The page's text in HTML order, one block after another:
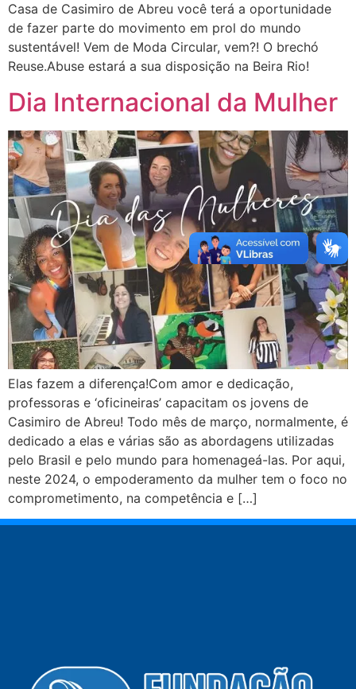
Casa de Casimiro de Abreu você terá a oportunidade
de fazer parte do movimento em prol do mundo
sustentável! Vem de Moda Circular, vem?! O brechó
Reuse.Abuse estará a sua disposição na Beira Rio!
Dia Internacional da Mulher
Elas fazem a diferença!Com amor e dedicação,
professoras e ‘oficineiras’ capacitam os jovens de
Casimiro de Abreu! Todo mês de março, normalmente, é
dedicado a elas e várias são as abordagens utilizadas
pelo Brasil e pelo mundo para homenageá-las. Por aqui,
neste 2024, o empoderamento da mulher tem o foco no
comprometimento, na competência e […]